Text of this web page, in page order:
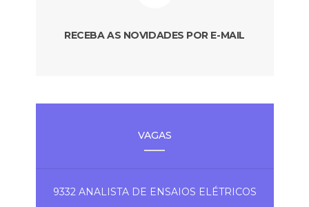
RECEBA AS NOVIDADES POR E-MAIL
VAGAS
9332 ANALISTA DE ENSAIOS ELÉTRICOS